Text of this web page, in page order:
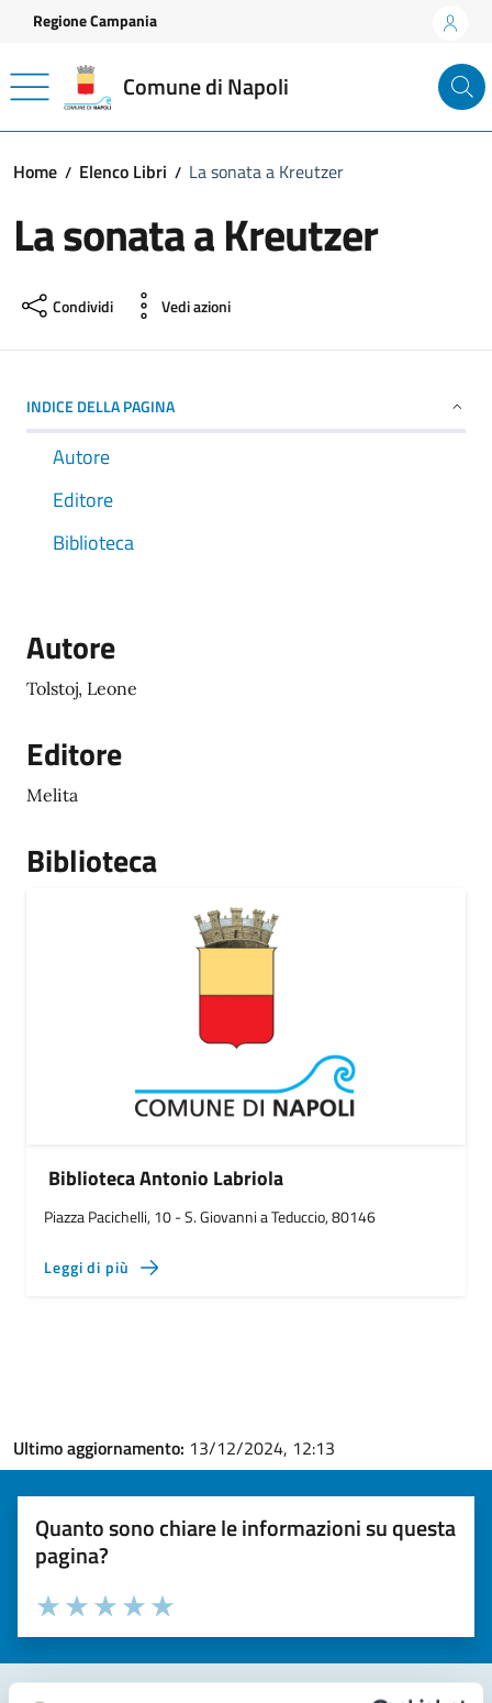
Vai ai contenuti
Vai al footer
Regione Campania
Comune di Napoli
Home Elenco Libri La sonata a Kreutzer
La sonata a Kreutzer
Condividi Vedi azioni
INDICE DELLA PAGINA
Autore
Editore
Biblioteca
Autore
Tolstoj, Leone
Editore
Melita
Biblioteca
Biblioteca Antonio Labriola
Piazza Pacichelli, 10 - S. Giovanni a Teduccio, 80146
Leggi di più
Ultimo aggiornamento: 13/12/2024, 12:13
Quanto sono chiare le informazioni su questa
pagina?
Valuta la chiarezza delle informazioni (da 1 a 5 stelle)
Seleziona il numero di stelle per valutare la chiarezza delle
Valuta 5 stelle su 5
Valuta 4 stelle su 5
Valuta 3 stelle su 5
Valuta 2 stelle su 5
Valuta 1 stelle su 5